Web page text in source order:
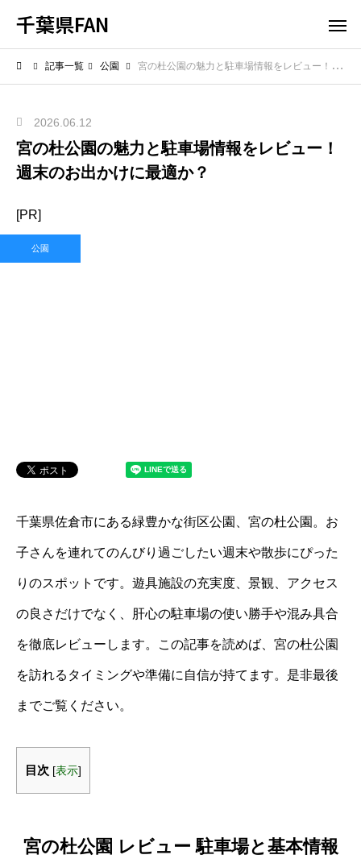
千葉県FAN
記事一覧 公園 宮の杜公園の魅力と駐車場情報をレビュー！週末のお出かけに最適か？
2026.06.12
宮の杜公園の魅力と駐車場情報をレビュー！
週末のお出かけに最適か？
[PR]
公園
千葉県佐倉市にある緑豊かな街区公園、宮の杜公園。お
子さんを連れてのんびり過ごしたい週末や散歩にぴった
りのスポットです。遊具施設の充実度、景観、アクセス
の良さだけでなく、肝心の駐車場の使い勝手や混み具合
を徹底レビューします。この記事を読めば、宮の杜公園
を訪れるタイミングや準備に自信が持てます。是非最後
までご覧ください。
目次 [表示]
宮の杜公園 レビュー 駐車場と基本情報